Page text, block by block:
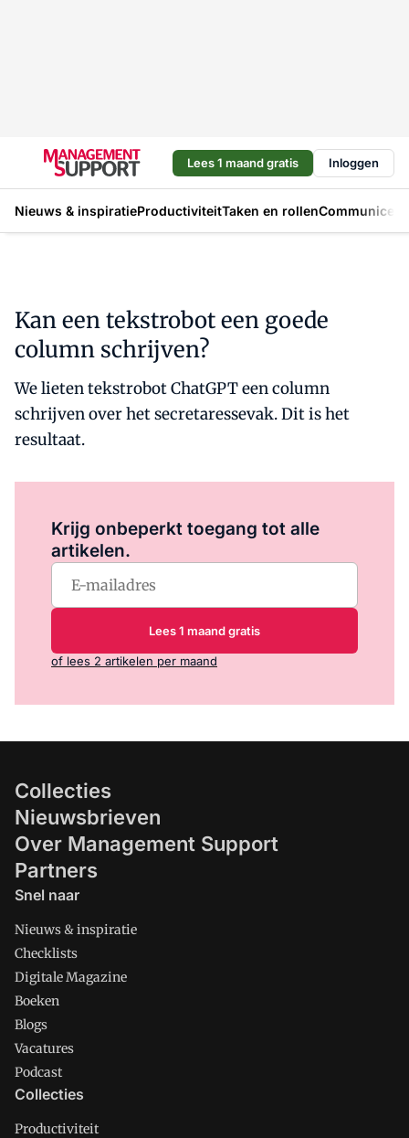
Lees 1 maand gratis Inloggen
Nieuws & inspiratieProductiviteitTaken en rollen
Kan een tekstrobot een goede
column schrijven?
We lieten tekstrobot ChatGPT een column
schrijven over het secretaressevak. Dit is het
resultaat.
Krijg onbeperkt toegang tot alle
artikelen.
Lees 1 maand gratis
of lees 2 artikelen per maand
Collecties
Nieuwsbrieven
Over Management Support
Partners
Snel naar
Nieuws & inspiratie
Checklists
Digitale Magazine
Boeken
Blogs
Vacatures
Podcast
Collecties
Productiviteit